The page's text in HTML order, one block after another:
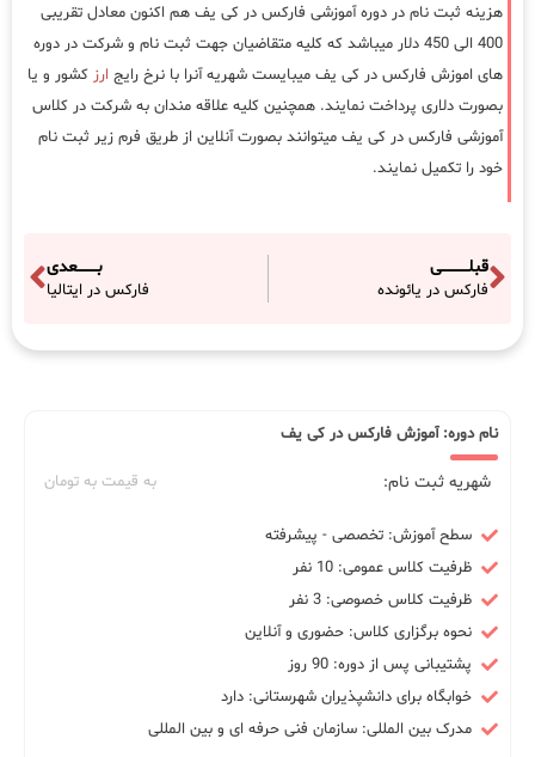
هزینه ثبت نام در دوره آموزشی فارکس در کی یف هم اکنون معادل تقریبی
400 الی 450 دلار میباشد که کلیه متقاضیان جهت ثبت نام و شرکت در دوره
های اموزش فارکس در کی یف میبایست شهریه آنرا با نرخ رایج ارز کشور و یا
بصورت دلاری پرداخت نمایند. همچنین کلیه علاقه مندان به شرکت در کلاس
آموزشی فارکس در کی یف میتوانند بصورت آنلاین از طریق فرم زیر ثبت نام
خود را تکمیل نمایند.
قبلـــــــــــی
فارکس در یائونده
بــــــــعدی
فارکس در ایتالیا
نام دوره: آموزش فارکس در کی یف
شهریه ثبت نام: به قیمت به تومان
سطح آموزش: تخصصی - پیشرفته
ظرفیت کلاس عمومی: 10 نفر
ظرفیت کلاس خصوصی: 3 نفر
نحوه برگزاری کلاس: حضوری و آنلاین
پشتیبانی پس از دوره: 90 روز
خوابگاه برای دانشپذیران شهرستانی: دارد
مدرک بین المللی: سازمان فنی حرفه ای و بین المللی